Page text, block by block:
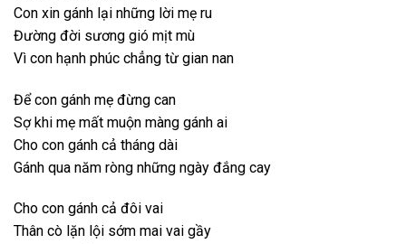
Con xin gánh lại những lời mẹ ru
Đường đời sương gió mịt mù
Vì con hạnh phúc chẳng từ gian nan
Để con gánh mẹ đừng can
Sợ khi mẹ mất muộn màng gánh ai
Cho con gánh cả tháng dài
Gánh qua năm ròng những ngày đắng cay
Cho con gánh cả đôi vai
Thân cò lặn lội sớm mai vai gầy